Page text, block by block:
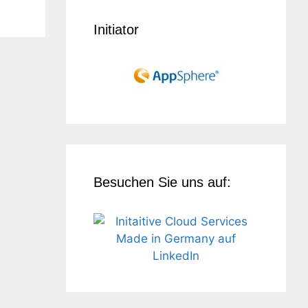
Initiator
Besuchen Sie uns auf: